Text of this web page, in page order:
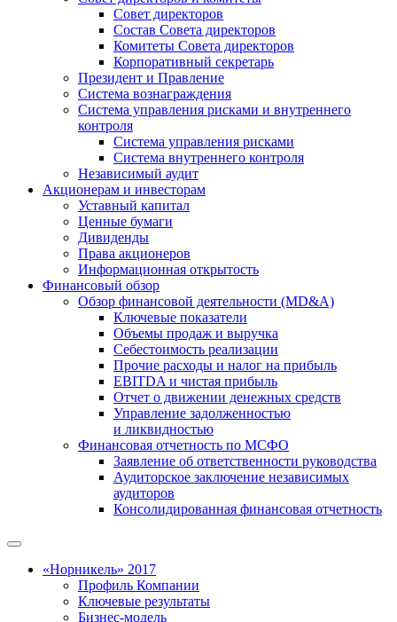
Совет директоров
Состав Совета директоров
Комитеты Совета директоров
Корпоративный секретарь
Президент и Правление
Система вознаграждения
Система управления рисками и внутреннего
контроля
Система управления рисками
Система внутреннего контроля
Независимый аудит
Акционерам и инвесторам
Уставный капитал
Ценные бумаги
Дивиденды
Права акционеров
Информационная открытость
Финансовый обзор
Обзор финансовой деятельности (MD&A)
Ключевые показатели
Объемы продаж и выручка
Себестоимость реализации
Прочие расходы и налог на прибыль
EBITDA и чистая прибыль
Отчет о движении денежных средств
Управление задолженностью
и ликвидностью
Финансовая отчетность по МСФО
Заявление об ответственности руководства
Аудиторское заключение независимых
аудиторов
Консолидированная финансовая отчетность
«Норникель» 2017
Профиль Компании
Ключевые результаты
Бизнес-модель